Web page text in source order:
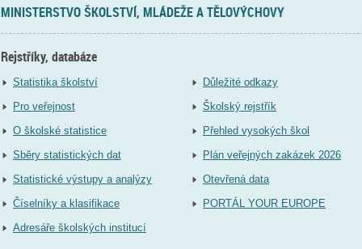
MINISTERSTVO ŠKOLSTVÍ, MLÁDEŽE A TĚLOVÝCHOVY
Rejstříky, databáze
Statistika školství
Pro veřejnost
O školské statistice
Sběry statistických dat
Statistické výstupy a analýzy
Číselníky a klasifikace
Adresáře školských institucí
Důležité odkazy
Školský rejstřík
Přehled vysokých škol
Plán veřejných zakázek 2026
Otevřená data
PORTÁL YOUR EUROPE